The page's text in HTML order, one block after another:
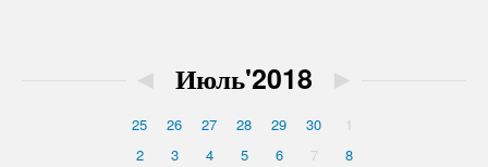
◄ Июль'2018 ►
25 26 27 28 29 30
1
2
3 4 5 6 7
8